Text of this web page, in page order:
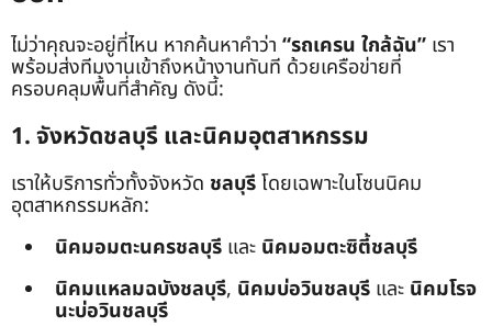
ไม่ว่าคุณจะอยู่ที่ไหน หากค้นหาคำว่า “รถเครน ใกล้ฉัน” เรา
พร้อมส่งทีมงานเข้าถึงหน้างานทันที ด้วยเครือข่ายที่
ครอบคลุมพื้นที่สำคัญ ดังนี้:
1. จังหวัดชลบุรี และนิคมอุตสาหกรรม
เราให้บริการทั่วทั้งจังหวัด ชลบุรีโดยเฉพาะในโซนนิคม
อุตสาหกรรมหลัก:
นิคมอมตะนครชลบุรี และ นิคมอมตะซิตี้ชลบุรี
นิคมแหลมฉบังชลบุรี, นิคมบ่อวินชลบุรี และ นิคมโรจ
นะบ่อวินชลบุรี